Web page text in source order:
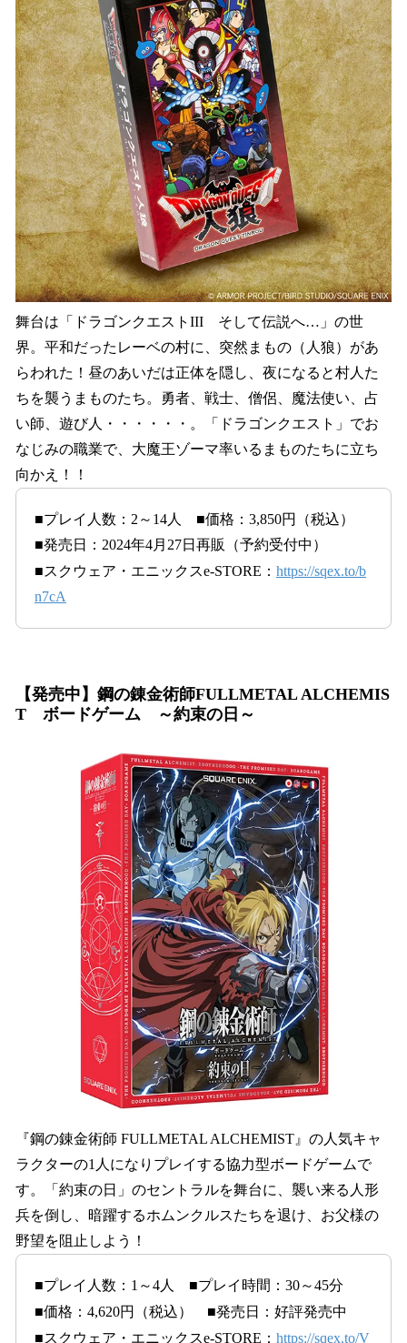
舞台は「ドラゴンクエストIII そして伝説へ…」の世
界。平和だったレーベの村に、突然まもの（人狼）があ
らわれた！昼のあいだは正体を隠し、夜になると村人た
ちを襲うまものたち。勇者、戦士、僧侶、魔法使い、占
い師、遊び人・・・・・・。「ドラゴンクエスト」でお
なじみの職業で、大魔王ゾーマ率いるまものたちに立ち
向かえ！！
■プレイ人数：2～14人 ■価格：3,850円（税込）
■発売日：2024年4月27日再販（予約受付中）
■スクウェア・エニックスe-STORE： https://sqex.to/b
n7cA
【発売中】鋼の錬金術師FULLMETAL ALCHEMIS
T ボードゲーム ～約束の日～
『鋼の錬金術師 FULLMETAL ALCHEMIST』の人気キャ
ラクターの1人になりプレイする協力型ボードゲームで
す。「約束の日」のセントラルを舞台に、襲い来る人形
兵を倒し、暗躍するホムンクルスたちを退け、お父様の
野望を阻止しよう！
■プレイ人数：1～4人 ■プレイ時間：30～45分
■価格：4,620円（税込） ■発売日：好評発売中
■スクウェア・エニックスe-STORE： https://sqex.to/V